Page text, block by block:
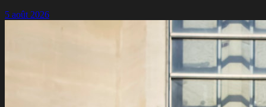
5 août 2026